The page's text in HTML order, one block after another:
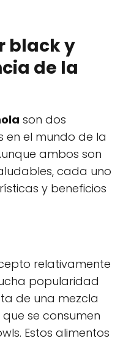
black y
de la
son dos
el mundo de la
ambos son
cada uno
y beneficios
relativamente
popularidad
de una mezcla
se consumen
Estos alimentos